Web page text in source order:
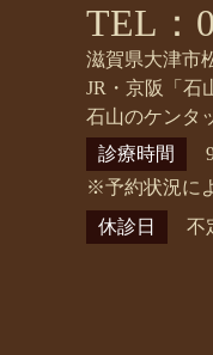
TEL：
滋賀県大津市
JR・京阪「石
石山のケンタ
診療時間
※予約状況に
休診日
不